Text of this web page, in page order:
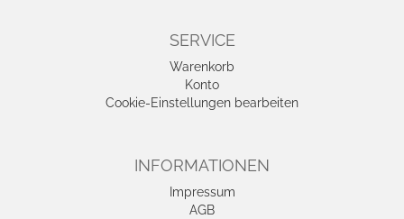
SERVICE
Warenkorb
Konto
Cookie-Einstellungen bearbeiten
INFORMATIONEN
Impressum
AGB